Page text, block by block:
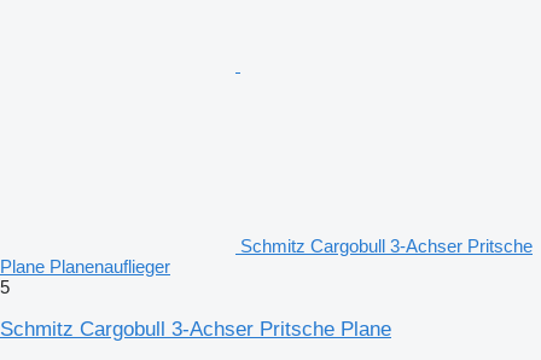
Schmitz Cargobull 3-Achser Pritsche
Plane Planenauflieger
5
Schmitz Cargobull 3-Achser Pritsche Plane